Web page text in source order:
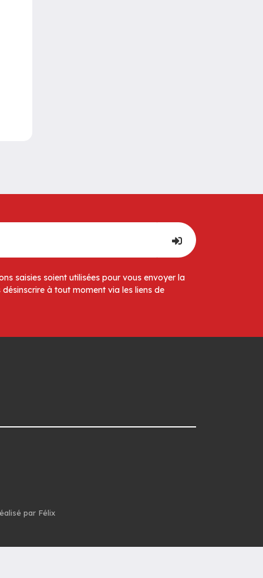
saisies soient utilisées pour vous envoyer la
à tout moment via les liens de
par Félix